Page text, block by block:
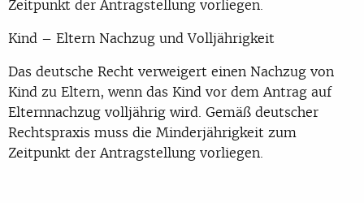
Zeitpunkt der Antragstellung vorliegen.
Kind – Eltern Nachzug und Volljährigkeit
Das deutsche Recht verweigert einen Nachzug von
Kind zu Eltern, wenn das Kind vor dem Antrag auf
Elternnachzug volljährig wird. Gemäß deutscher
Rechtspraxis muss die Minderjährigkeit zum
Zeitpunkt der Antragstellung vorliegen.